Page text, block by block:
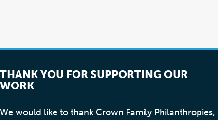
THANK YOU FOR SUPPORTING OUR
WORK
We would like to thank Crown Family Philanthropies,